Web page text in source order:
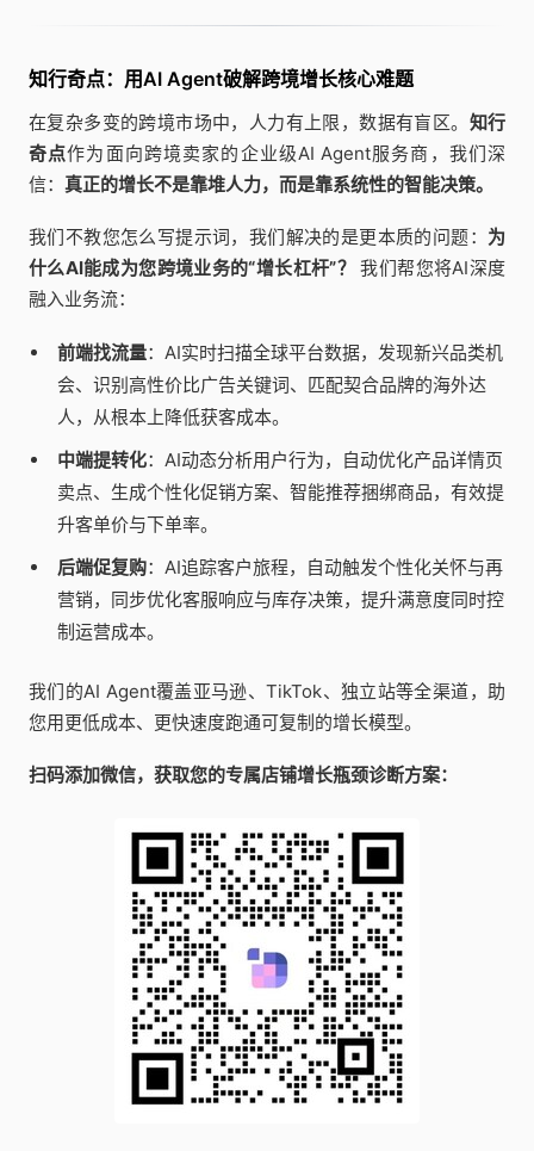
知行奇点：用AI Agent破解跨境增长核心难题
在复杂多变的跨境市场中，人力有上限，数据有盲区。 知行
奇点作为面向跨境卖家的企业级AI Agent服务商，我们深
信： 真正的增长不是靠堆人力，而是靠系统性的智能决策。
我们不教您怎么写提示词，我们解决的是更本质的问题： 为
什么AI能成为您跨境业务的“增长杠杆”？ 我们帮您将AI深度
融入业务流：
前端找流量：AI实时扫描全球平台数据，发现新兴品类机
会、识别高性价比广告关键词、匹配契合品牌的海外达
人，从根本上降低获客成本。
中端提转化：AI动态分析用户行为，自动优化产品详情页
卖点、生成个性化促销方案、智能推荐捆绑商品，有效提
升客单价与下单率。
后端促复购：AI追踪客户旅程，自动触发个性化关怀与再
营销，同步优化客服响应与库存决策，提升满意度同时控
制运营成本。
我们的AI Agent覆盖亚马逊、TikTok、独立站等全渠道，助
您用更低成本、更快速度跑通可复制的增长模型。
扫码添加微信，获取您的专属店铺增长瓶颈诊断方案：